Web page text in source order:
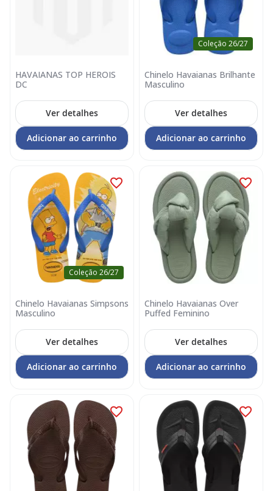
HAVAIANAS TOP HEROIS
DC
Ver detalhes
Adicionar ao carrinho
Coleção 26/27
Chinelo Havaianas Brilhante
Masculino
Ver detalhes
Adicionar ao carrinho
Coleção 26/27
Chinelo Havaianas Simpsons
Masculino
Ver detalhes
Adicionar ao carrinho
Chinelo Havaianas Over
Puffed Feminino
Ver detalhes
Adicionar ao carrinho